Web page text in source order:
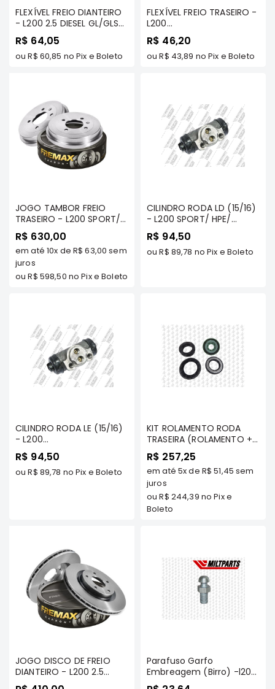
Filtros
Câmbio
Acessórios
Airtrek
Suspensão
Filtros
Transmissão
Elétrica
Motor
Suspensão
Correias
Grandis
Motor
Suspensão
Filtros
Transmissão
FLEXÍVEL FREIO DIANTEIRO
- L200 2.5 DIESEL GL/GLS
1996 ATÉ 2006
(QUADRADA)
R$ 64,05
ouR$ 60,85 no Pix e Boleto
FLEXÍVEL FREIO TRASEIRO -
L200
GL/SPORT/HPE/OUTDOOR
- NORFLEX
R$ 46,20
ouR$ 43,89 no Pix e Boleto
JOGO TAMBOR FREIO
TRASEIRO - L200 SPORT/
HPE/ OUTDOOR/ PAJERO
SPORT - FREMAX -
BD7044
R$ 630,00
em até 10x de R$ 63,00 sem
juros
ouR$ 598,50 no Pix e Boleto
CILINDRO RODA LD (15/16)
- L200 SPORT/ HPE/
OUTDOOR
R$ 94,50
ouR$ 89,78 no Pix e Boleto
CILINDRO RODA LE (15/16)
- L200
SPORT/HPE/OUTDOOR
R$ 94,50
ouR$ 89,78 no Pix e Boleto
KIT ROLAMENTO RODA
TRASEIRA (ROLAMENTO +
ANEL TRAVA +
RETENTORES) - L200 GLS/
SPORT HPE ATÉ 2008/
PAJERO SPORT TDS
R$ 257,25
em até 5xde R$ 51,45 sem
juros
ouR$ 244,39 no Pix e
Boleto
JOGO DISCO DE FREIO
DIANTEIRO - L200 2.5
DIESEL GL/GLS 1996 Até
Parafuso Garfo
Embreagem (Birro) -l200
Gl/ Gls/ Sport/ Hpe/